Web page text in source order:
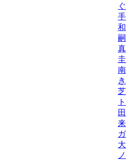
ぐ
手
和/
嗣/
真/
圭
南
き
芝
ト
田
来/
ガ
大
ノ